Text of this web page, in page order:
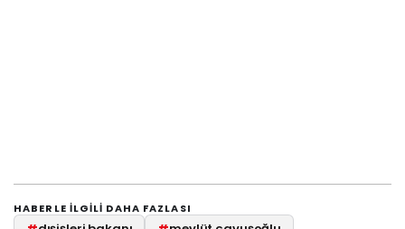
HABERLE ILGILI DAHA FAZLASI